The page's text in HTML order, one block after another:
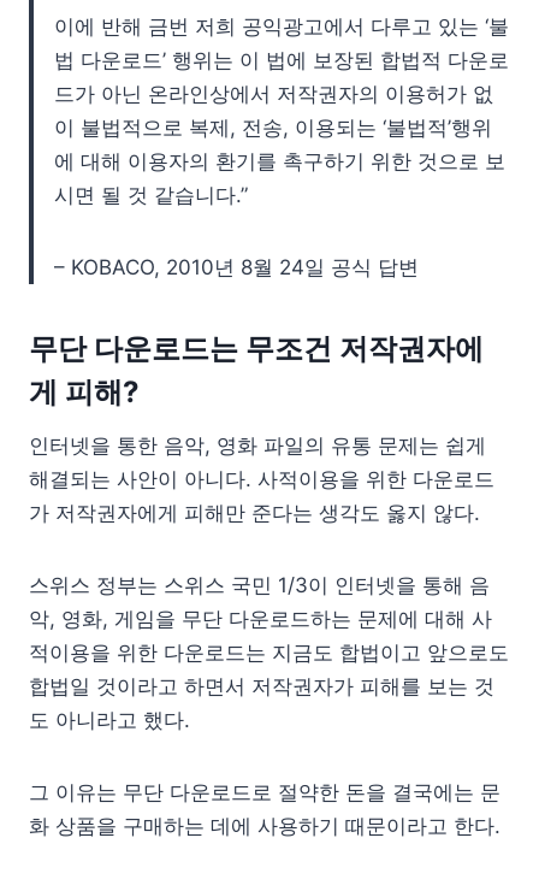
이에 반해 금번 저희 공익광고에서 다루고 있는 ‘불
법 다운로드’ 행위는 이 법에 보장된 합법적 다운로
드가 아닌 온라인상에서 저작권자의 이용허가 없
이 불법적으로 복제, 전송, 이용되는 ‘불법적’행위
에 대해 이용자의 환기를 촉구하기 위한 것으로 보
시면 될 것 같습니다.”
– KOBACO, 2010년 8월 24일 공식 답변
무단 다운로드는 무조건 저작권자에
게 피해?
인터넷을 통한 음악, 영화 파일의 유통 문제는 쉽게
해결되는 사안이 아니다. 사적이용을 위한 다운로드
가 저작권자에게 피해만 준다는 생각도 옳지 않다.
스위스 정부는 스위스 국민 1/3이 인터넷을 통해 음
악, 영화, 게임을 무단 다운로드하는 문제에 대해 사
적이용을 위한 다운로드는 지금도 합법이고 앞으로도
합법일 것이라고 하면서 저작권자가 피해를 보는 것
도 아니라고 했다.
그 이유는 무단 다운로드로 절약한 돈을 결국에는 문
화 상품을 구매하는 데에 사용하기 때문이라고 한다.